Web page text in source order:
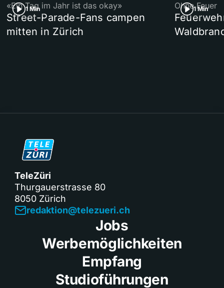
1 Min
«Ein Tag im Jahr ist das okay»
Street-Parade-Fans campen
mitten in Zürich
1 Min
Ohne Feuer
TeleZüri
Thurgauerstrasse 80
8050 Zürich
redaktion@telezueri.ch
Jobs
Werbemöglichkeiten
Empfang
Studioführungen